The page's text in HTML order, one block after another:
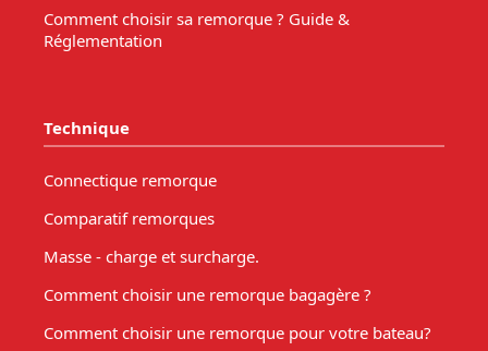
Comment choisir sa remorque ? Guide &
Réglementation
Technique
Connectique remorque
Comparatif remorques
Masse - charge et surcharge.
Comment choisir une remorque bagagère ?
Comment choisir une remorque pour votre bateau?